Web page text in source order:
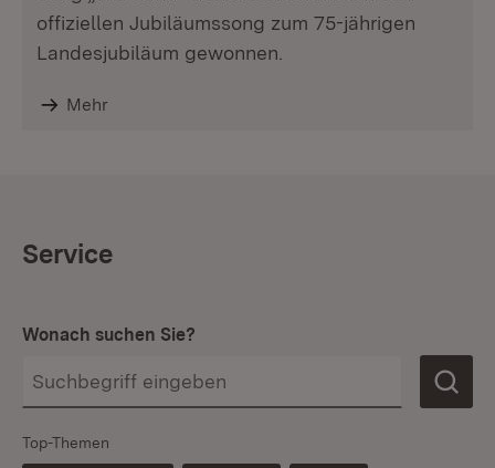
offiziellen Jubiläumssong zum 75-jährigen
Landesjubiläum gewonnen.
Mehr
Service
Wonach suchen Sie?
Top-Themen